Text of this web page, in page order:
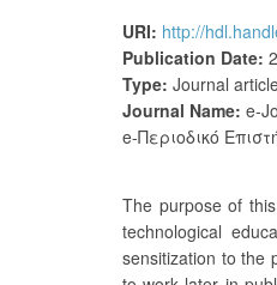
URI: http://
Publication Date:
Type: Journal
Journal Name: e-
e-Περιοδικό
The purpose of
technological
sensitization to the